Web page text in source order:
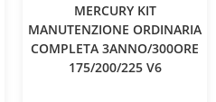
MERCURY KIT
MANUTENZIONE ORDINARIA
COMPLETA 3ANNO/300ORE
175/200/225 V6